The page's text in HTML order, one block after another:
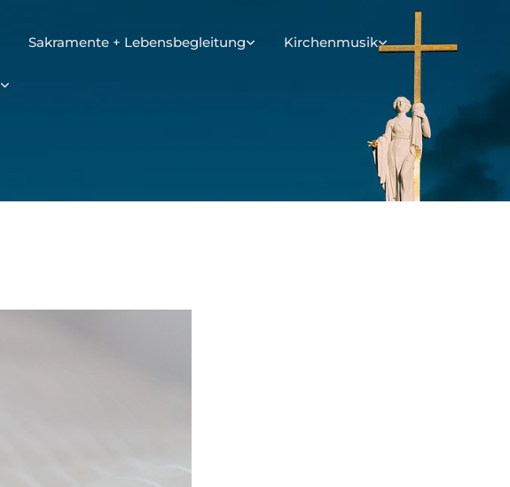
Sakramente + Lebensbegleitung Kirchenmusik